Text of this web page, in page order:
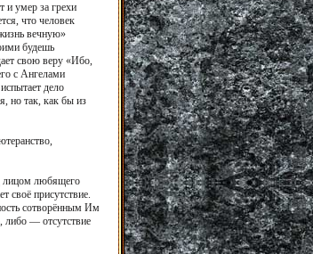
и умер за грехи
что человек
вечную»
будешь
свою веру «Ибо,
с Ангелами
дело
но так, как бы из
лицом любящего
своё присутствие.
сотворённым Им
либо — отсутствие